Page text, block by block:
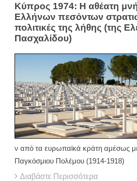
Κύπρος 1974: Η αθέατη
Ελλήνων πεσόντων
πολιτικές της λήθης (της
Πασχαλίδου)
ν από τα ευρωπαϊκά κράτη αμέσως
Παγκόσμιου Πολέμου (1914-1918)
Διαβάστε Περισσότερα